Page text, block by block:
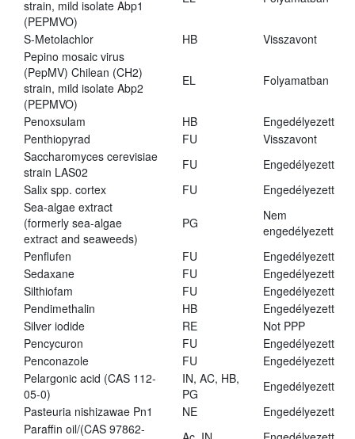
strain, mild isolate Abp1
(PEPMVO)
S-Metolachlor HB
Visszavont
Pepino mosaic virus
(PepMV) Chilean (CH2)
strain, mild isolate Abp2
(PEPMVO)
EL Folyamatban
Penoxsulam HB
Engedélyezett
Penthiopyrad
FU
Visszavont
Saccharomyces cerevisiae
strain LAS02
FU
Engedélyezett
Salix spp. cortex
FU
Engedélyezett
Sea-algae extract
(formerly sea-algae
extract and seaweeds)
PG
Nem
engedélyezett
Penflufen
FU
Engedélyezett
Sedaxane
FU
Engedélyezett
Silthiofam
FU
Engedélyezett
Pendimethalin
HB
Engedélyezett
Silver iodide
RE
Not PPP
Pencycuron
FU
Engedélyezett
Penconazole
FU
Engedélyezett
Pelargonic acid (CAS 112-
05-0)
IN, AC, HB,
PG
Engedélyezett
Pasteuria nishizawae Pn1
NE
Engedélyezett
Paraffin oil/(CAS 97862-